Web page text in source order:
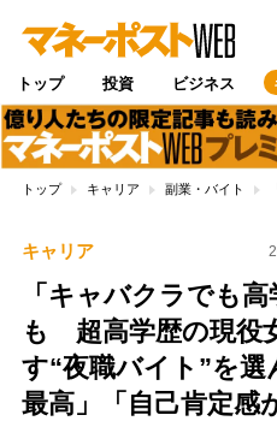
トップ 投資 ビジネス
トップ キャリア 副業・バイト
キャリア
「キャバクラでも
も 超高学歴の現役
す“夜職バイト”を
最高」「自己肯定感